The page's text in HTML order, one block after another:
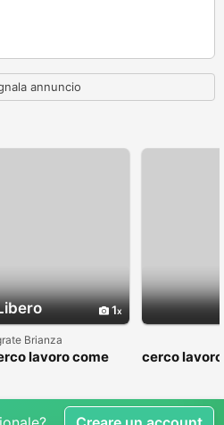
annuncio
1
Brianza
lavoro come
cerco